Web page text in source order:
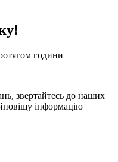
години
звертайтесь до наших
інформацію